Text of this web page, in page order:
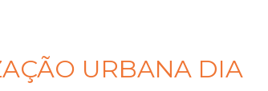
URBANA DIA